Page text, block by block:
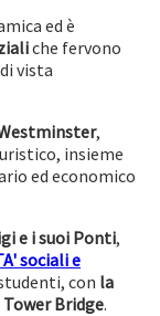
ed è
che fervono
vista
,
insieme
ed economico
e i suoi Ponti,
sociali e
con la
Bridge.